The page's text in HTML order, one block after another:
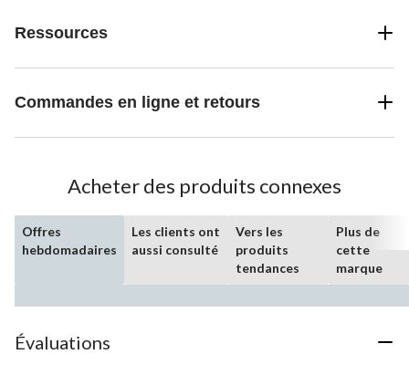
Ressources
Commandes en ligne et retours
Acheter des produits connexes
Offres
hebdomadaires
Les clients ont
aussi consulté
Vers les
produits
tendances
Plus de
cette
marque
Évaluations